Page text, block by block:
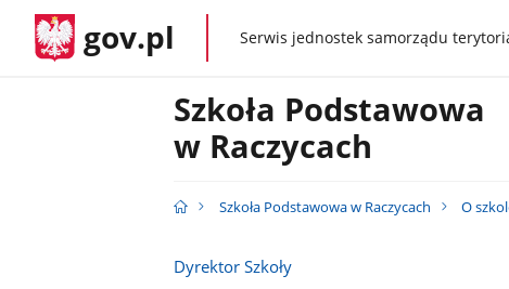
gov.pl gov.plSerwis jednostek samorządu
Szkoła Podstawowa
w Raczycach
Szkoła Podstawowa w Raczycach O
Dyrektor Szkoły